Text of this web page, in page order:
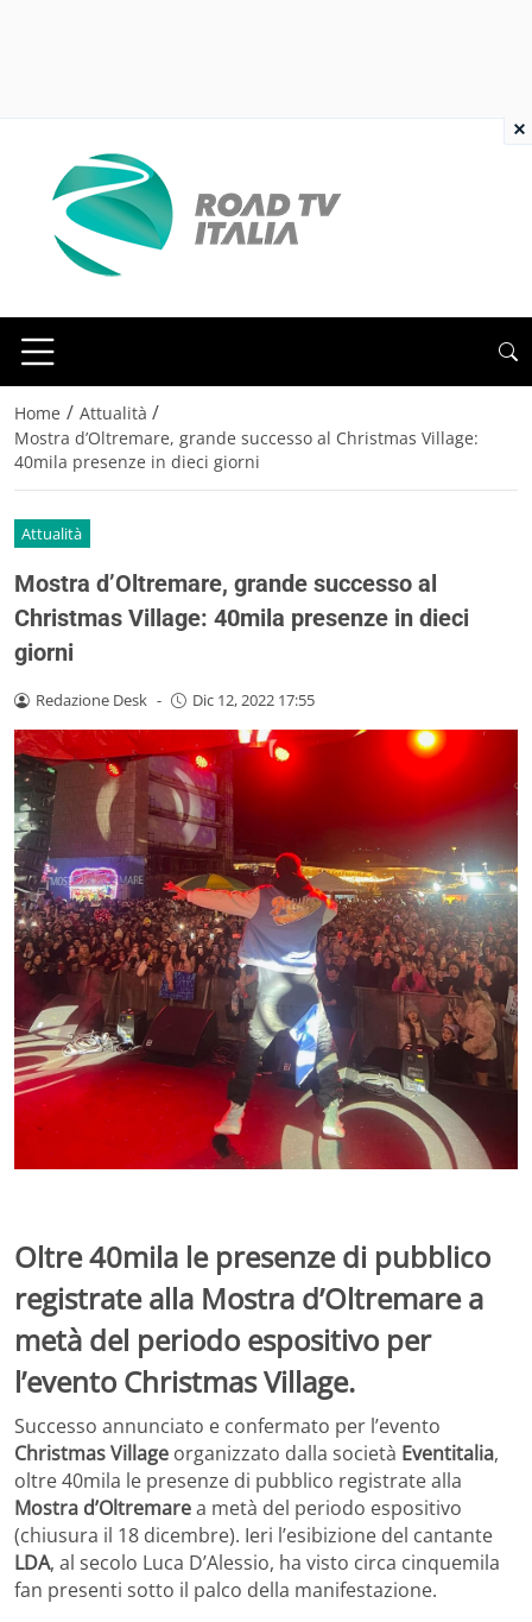
Home / Attualità /
Mostra d’Oltremare, grande successo al Christmas Village:
40mila presenze in dieci giorni
Attualità
Mostra d’Oltremare, grande successo al
Christmas Village: 40mila presenze in dieci
giorni
Redazione Desk - Dic 12, 2022 17:55
Oltre 40mila le presenze di pubblico
registrate alla Mostra d’Oltremare a
metà del periodo espositivo per
l’evento Christmas Village.
Successo annunciato e confermato per l’evento
Christmas Village organizzato dalla società Eventitalia,
oltre 40mila le presenze di pubblico registrate alla
Mostra d’Oltremarea metà del periodo espositivo
(chiusura il 18 dicembre). Ieri l’esibizione del cantante
LDA, al secolo Luca D’Alessio, ha visto circa cinquemila
fan presenti sotto il palco della manifestazione.
×